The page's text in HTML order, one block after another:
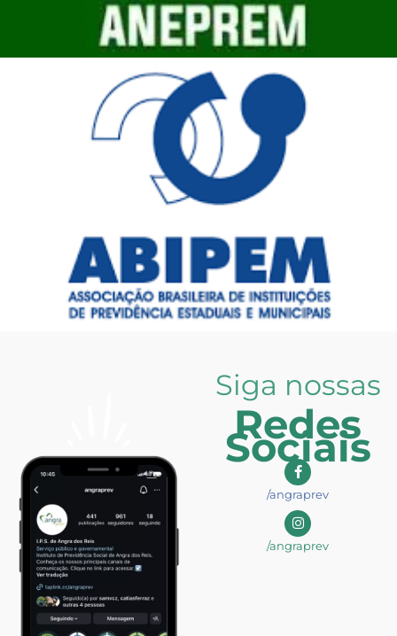
Siga nossas
Redes
Sociais
/angraprev
/angraprev